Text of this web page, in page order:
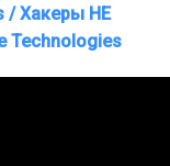
/ Хакеры НЕ
Technologies